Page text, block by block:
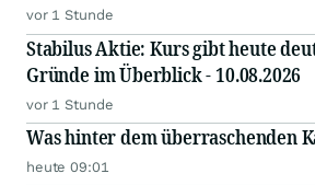
vor 1 Stunde
Stabilus Aktie: Kurs gibt heute
Gründe im Überblick - 10.08.2026
vor 1 Stunde
Was hinter dem überraschenden
heute 09:01